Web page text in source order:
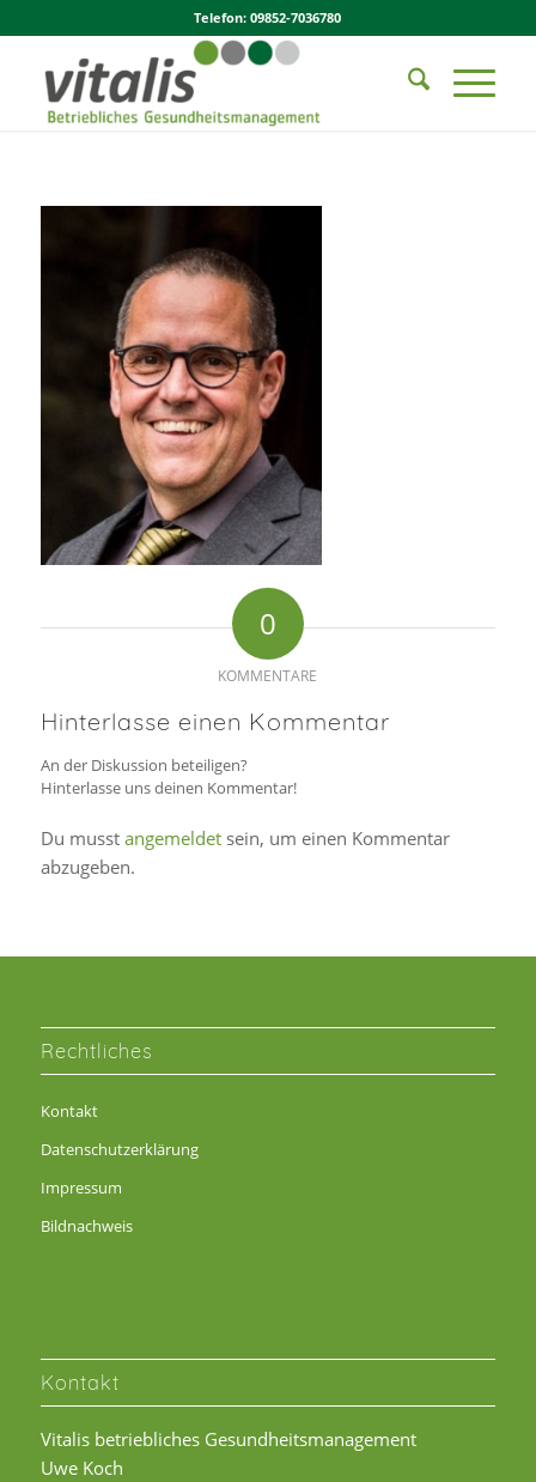
Telefon: 09852-7036780
0
KOMMENTARE
Hinterlasse einen Kommentar
An der Diskussion beteiligen?
Hinterlasse uns deinen Kommentar!
Du musst angemeldetsein, um einen Kommentar
abzugeben.
Rechtliches
Kontakt
Datenschutzerklärung
Impressum
Bildnachweis
Kontakt
Vitalis betriebliches Gesundheitsmanagement
Uwe Koch